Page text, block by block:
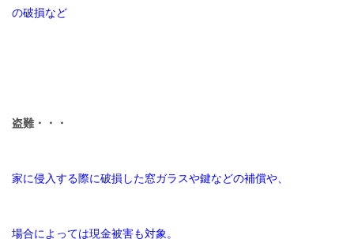
の破損など
盗難・・・
家に侵入する際に破損した窓ガラスや鍵などの補償や、
場合によっては現金被害も対象。